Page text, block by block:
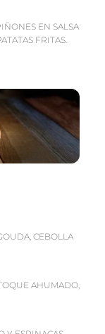
EN SALSA
FRITAS.
CEBOLLA
AHUMADO,